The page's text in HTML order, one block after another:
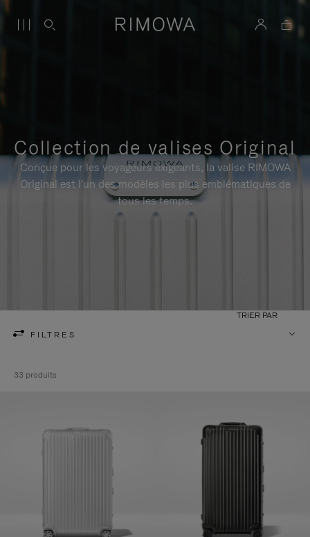
Collection de valises Original
Conçue pour les voyageurs exigeants, la valise RIMOWA
Original est l'un des modèles les plus emblématiques de
tous les temps.
FILTRES
TRIER PAR
33 produits